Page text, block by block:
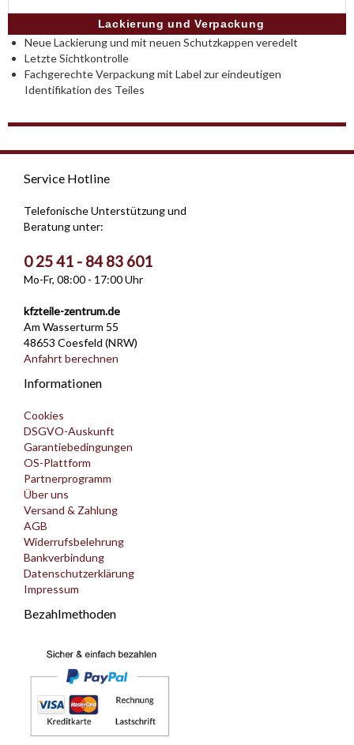
Lackierung und Verpackung
Neue Lackierung und mit neuen Schutzkappen veredelt
Letzte Sichtkontrolle
Fachgerechte Verpackung mit Label zur eindeutigen
Identifikation des Teiles
Service Hotline
Telefonische Unterstützung und
Beratung unter:
0 25 41 - 84 83 601
Mo-Fr, 08:00 - 17:00 Uhr
kfzteile-zentrum.de
Am Wasserturm 55
48653 Coesfeld (NRW)
Anfahrt berechnen
Informationen
Cookies
DSGVO-Auskunft
Garantiebedingungen
OS-Plattform
Partnerprogramm
Über uns
Versand & Zahlung
AGB
Widerrufsbelehrung
Bankverbindung
Datenschutzerklärung
Impressum
Bezahlmethoden